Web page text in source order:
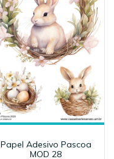
Papel Adesivo Pascoa
MOD 28